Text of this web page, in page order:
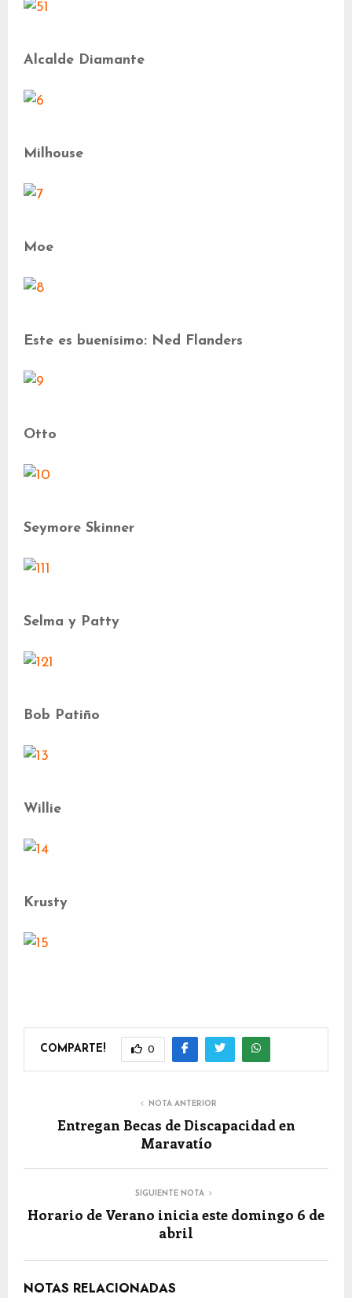
Alcalde Diamante
Milhouse
Moe
Este es buenísimo: Ned Flanders
Otto
Seymore Skinner
Selma y Patty
Bob Patiño
Willie
Krusty
COMPARTE! 0
NOTA ANTERIOR
Entregan Becas de Discapacidad en
Maravatío
SIGUIENTE NOTA
Horario de Verano inicia este domingo 6 de
abril
NOTAS RELACIONADAS